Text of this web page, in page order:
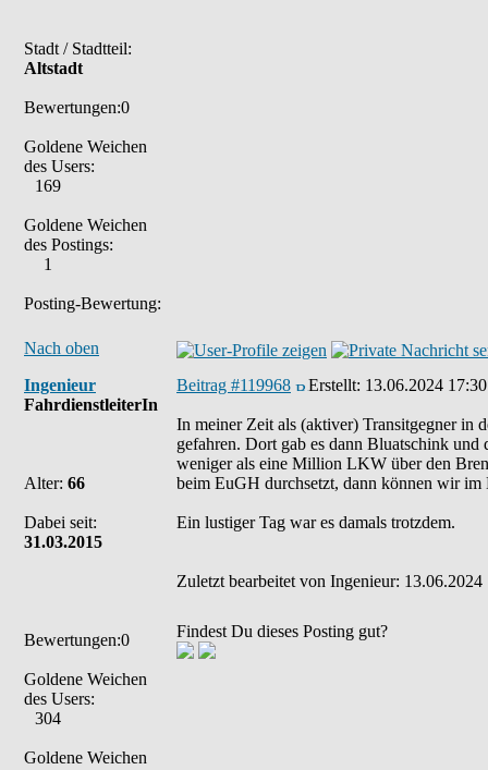
Stadt / Stadtteil:
Altstadt
Bewertungen:0
Goldene Weichen
des Users:
169
Goldene Weichen
des Postings:
1
Posting-Bewertung:
Nach oben
Ingenieur
FahrdienstleiterIn
Alter: 66
Dabei seit:
31.03.2015
Bewertungen:0
Goldene Weichen
des Users:
304
Goldene Weichen
Beitrag #119968 Erstellt: 13.06.2024 17:30
In meiner Zeit als (aktiver) Transitgegner in
gefahren. Dort gab es dann Bluatschink
weniger als eine Million LKW über den
beim EuGH durchsetzt, dann können wir
Ein lustiger Tag war es damals trotzdem.
Zuletzt bearbeitet von Ingenieur:
Findest Du dieses Posting gut?